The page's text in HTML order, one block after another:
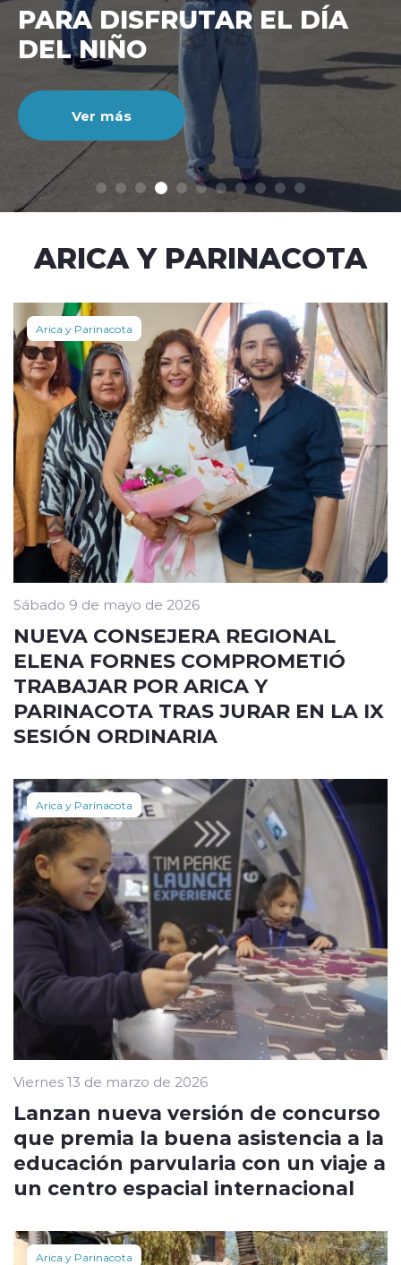
modo claro
CIENTO DURANTE EL MES
DE JULIO
Ver más
ARICA Y PARINACOTA
Arica y Parinacota
Sábado 9 de mayo de 2026
NUEVA CONSEJERA REGIONAL
ELENA FORNES COMPROMETIÓ
TRABAJAR POR ARICA Y
PARINACOTA TRAS JURAR EN LA IX
SESIÓN ORDINARIA
Arica y Parinacota
Viernes 13 de marzo de 2026
Lanzan nueva versión de concurso
que premia la buena asistencia a la
educación parvularia con un viaje a
un centro espacial internacional
Arica y Parinacota